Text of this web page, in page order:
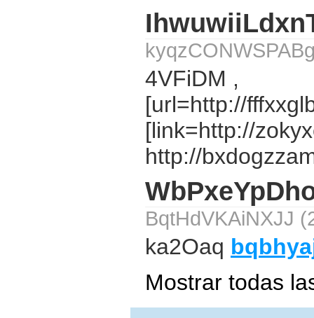
4VFiDM ,
[url=http://
[link=http://
http://
BqtHdVKAiNXJJ
ka2Oaq
Mostrar todas